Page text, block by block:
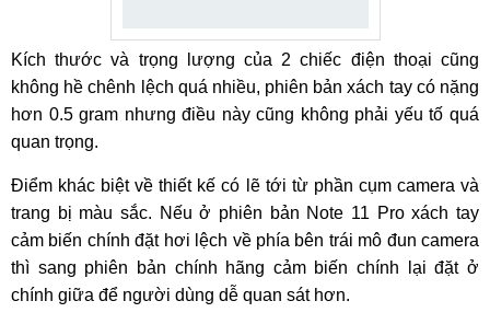
Kích thước và trọng lượng của 2 chiếc điện thoại cũng
không hề chênh lệch quá nhiều, phiên bản xách tay có nặng
hơn 0.5 gram nhưng điều này cũng không phải yếu tố quá
quan trọng.
Điểm khác biệt về thiết kế có lẽ tới từ phần cụm camera và
trang bị màu sắc. Nếu ở phiên bản Note 11 Pro xách tay
cảm biến chính đặt hơi lệch về phía bên trái mô đun camera
thì sang phiên bản chính hãng cảm biến chính lại đặt ở
chính giữa để người dùng dễ quan sát hơn.